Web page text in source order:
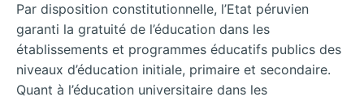
Par disposition constitutionnelle, l’Etat péruvien
garanti la gratuité de l’éducation dans les
établissements et programmes éducatifs publics des
niveaux d’éducation initiale, primaire et secondaire.
Quant à l’éducation universitaire dans les